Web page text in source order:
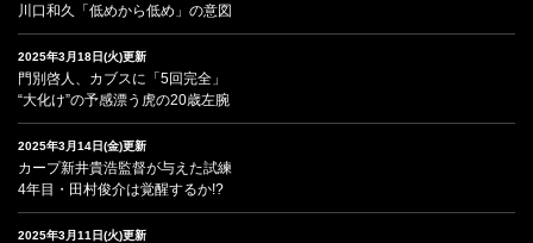
川口和久「低めから低め」の意図
2025年3月18日(火)更新
門別啓人、カブスに「5回完全」
“大化け”の予感漂う虎の20歳左腕
2025年3月14日(金)更新
カープ新井貴浩監督が与えた試練
4年目・田村俊介は覚醒するか!?
2025年3月11日(火)更新